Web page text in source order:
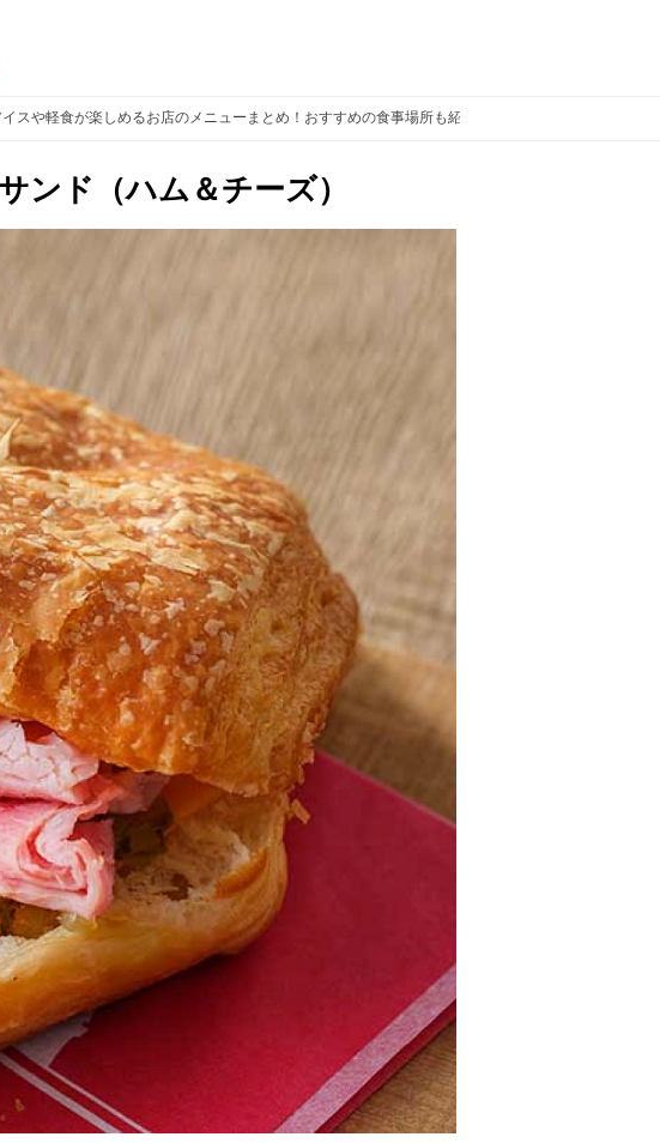
スや軽食が楽しめるお店のメニューまとめ！おすすめの食事場所も紹介！
ンド（ハム＆チーズ）